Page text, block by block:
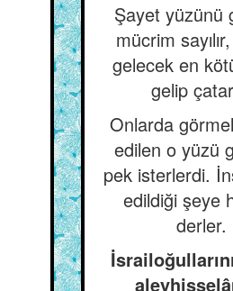
Şayet yüzünü
mücrim
gelecek en
gelip
Onlarda
edilen o yüzü
pek isterlerdi.
edildiği şeye
derler.